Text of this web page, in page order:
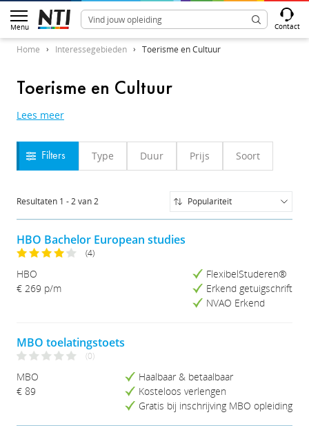
Menu Contact
Home Interessegebieden Toerisme en Cultuur
Toerisme en Cultuur
Lees meer
Filters Type Duur Prijs Soort
Resultaten 1 -2van2
Populariteit
Populariteit
Prijs (Hoog-Laag)
Studieduur (Kort-Lang)
Studieduur (Lang-Kort)
HBO Bachelor European studies
(4)
HBO
€ 269 p/m
FlexibelStuderen®
Erkend getuigschrift
NVAO Erkend
MBO toelatingstoets
(0)
MBO
€ 89
Haalbaar & betaalbaar
Kosteloos verlengen
Gratis bij inschrijving MBO opleiding